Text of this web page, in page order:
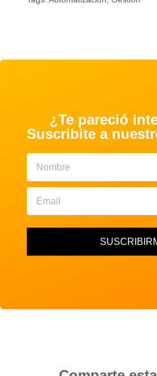
¿Te pareció
Suscribite a